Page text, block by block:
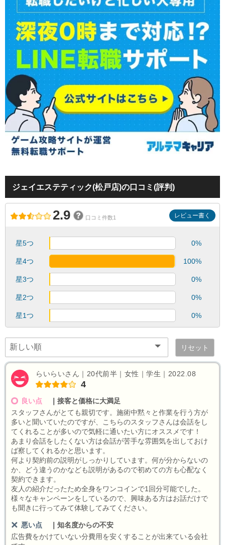
ジェイエステティック(松戸店)の口コミ(評判)
2.9 口コミ件数1 レビュー書く
星5つ 0%
星4つ 100%
星3つ 0%
星2つ 0%
星1つ 0%
リセット
らいらいさん｜20代前半｜女性｜学生｜2022.08
4
良い点
接客と価格に大満足
スタッフさんがとても親切です。施術中黙々と作業を行う方が
多いと聞いていたのですが、こちらのスタッフさんは会話をし
てくれることが多いので気軽に通いたい方にオススメです！
あまり会話をしたくない方は会話が苦手な雰囲気を出しておけ
ば察してくれるかと思います。
何より契約前の説明がしっかりしています。何が分からないの
か、どう違うのかなども説明があるので初めての方も心配なく
契約できます。
友人の紹介だったため全身をワンコインで1回分可能でした。
様々なキャンペーンをしているので、興味ある方はお話だけで
も聞きに行ってみて体験してみてください。
悪い点
知名度からの不安
広告費をかけていない分費用を安くすることが出来ている会社